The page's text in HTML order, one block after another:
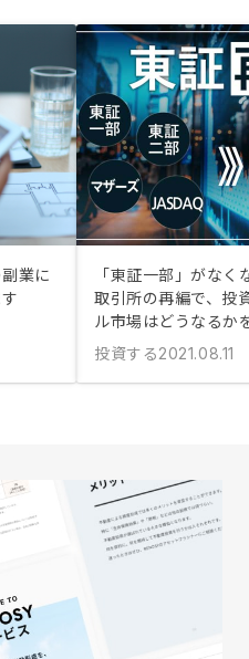
業に
「東証一部」がな
取引所の再編で、投
ル市場はどうなるか
投資する2021.08.11